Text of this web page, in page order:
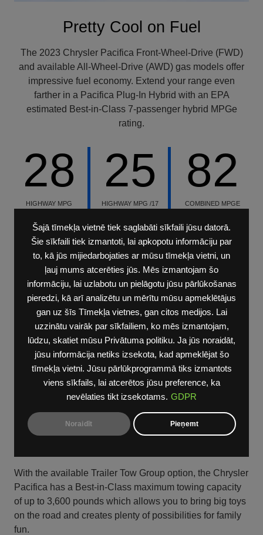
Šajā tīmekļa vietnē tiek saglabāti sīkfaili jūsu datorā.
Šie sīkfaili tiek izmantoti, lai apkopotu informāciju par
to, kā jūs mijiedarbojaties ar mūsu tīmekļa vietni, un
ļauj mums atcerēties jūs. Mēs izmantojam šo
informāciju, lai uzlabotu un pielāgotu jūsu pārlūkošanas
pieredzi, kā arī analizētu un mērītu mūsu apmeklētājus
gan uz šīs Tīmekļa vietnes, gan citos medijos. Lai
uzzinātu vairāk par sīkfailiem, ko mēs izmantojam,
lūdzu, skatiet mūsu Privātuma politiku. Ja jūs noraidāt,
jūsu informācija netiks izsekota, kad apmeklējat šo
tīmekļa vietni. Jūsu pārlūkprogrammā tiks izmantots
viens sīkfails, lai atcerētos jūsu preference, ka
nevēlaties tikt izsekotams. GDPR
Noraidīt Pieņemt
Pretty Cool on Fuel
The 2023 Chrysler Pacifica Front-Wheel-Drive (FWD)
and available All-Wheel-Drive (AWD) gas models offer
impressive fuel economy. Extend your range even
farther in a Pacifica Plug-In Hybrid with an EPA
estimated Best-in-Class 7-passenger hybrid MPGe
rating.
28
HIGHWAY MPG
PACIFICA GAS
FWD
MANUFACTURER’S
25
HIGHWAY MPG /17
PACIFICA GAS
WITH AVAILABLE
AWD EPA
ESTIMATED
82
COMBINED MPGE
PACIFICA PLUG-IN
HYBRID EPA
ESTIMATED
With the available Trailer Tow Group option, the Chrysler
Pacifica has a Best-in-Class maximum towing capacity
of up to 3,600 pounds which allows you to bring big toys
on the road and creates plenty of possibilities for family
fun.